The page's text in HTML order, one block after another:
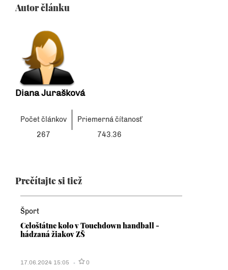
Autor článku
Diana Jurašková
Počet článkov
Priemerná čítanosť
267
743.36
Prečítajte si tiež
Šport
Celoštátne kolo v Touchdown handball -
hádzaná žiakov ZŠ
17.06.2024 15:05 0